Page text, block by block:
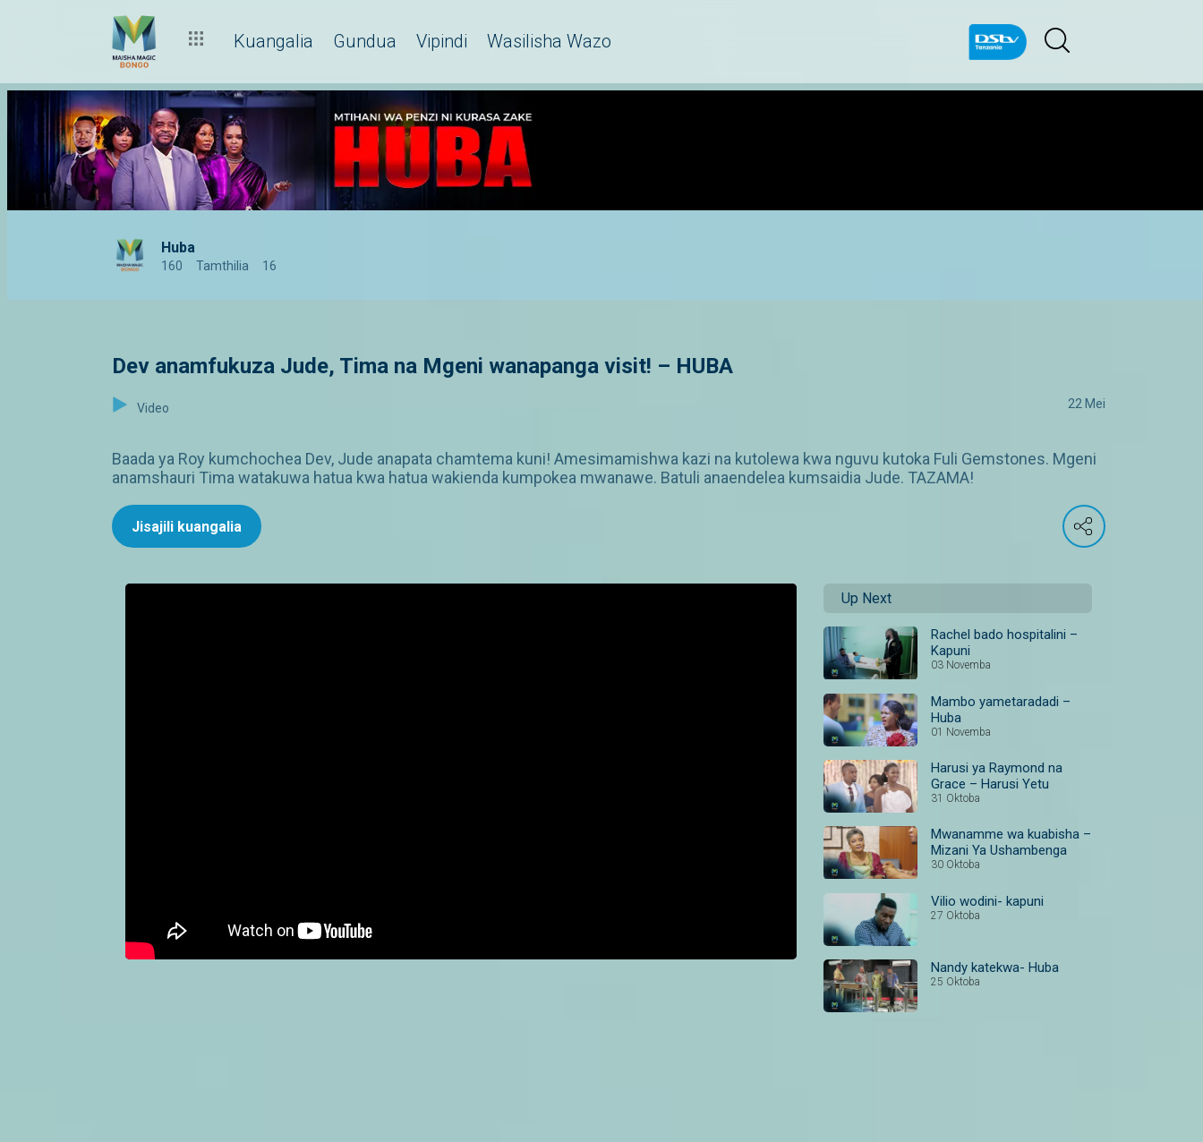
Kuangalia Gundua Vipindi Wasilisha Wazo
Huba
160 Tamthilia 16
Dev anamfukuza Jude, Tima na Mgeni wanapanga visit! – HUBA
Video 22 Mei
Baada ya Roy kumchochea Dev, Jude anapata chamtema kuni! Amesimamishwa kazi na kutolewa kwa nguvu kutoka Fuli Gemstones. Mgeni
anamshauri Tima watakuwa hatua kwa hatua wakienda kumpokea mwanawe. Batuli anaendelea kumsaidia Jude. TAZAMA!
Jisajili kuangalia
Up Next
Rachel bado hospitalini –
Kapuni
03 Novemba
Mambo yametaradadi –
Huba
01 Novemba
Harusi ya Raymond na
Grace – Harusi Yetu
31 Oktoba
Mwanamme wa kuabisha –
Mizani Ya Ushambenga
30 Oktoba
Vilio wodini- kapuni
27 Oktoba
Nandy katekwa- Huba
25 Oktoba